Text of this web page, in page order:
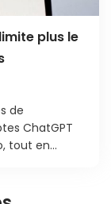
plus le
de
ChatGPT
tout en...